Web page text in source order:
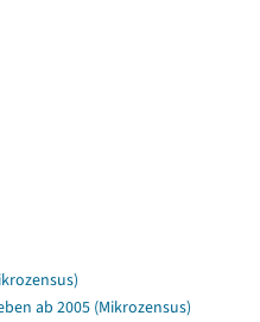
ab 2005 (Mikrozensus)